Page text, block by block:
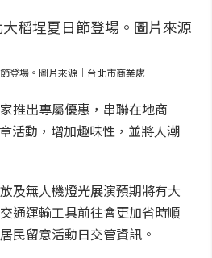
登場。圖片來源｜台北市商業處
推出專屬優惠，串聯在地商
活動，增加趣味性，並將人潮
及無人機燈光展演預期將有大
通運輸工具前往會更加省時順
民留意活動日交管資訊。